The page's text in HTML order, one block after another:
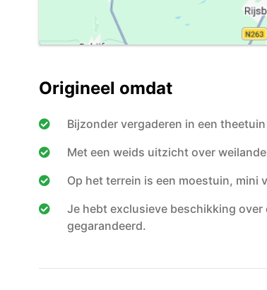
Origineel omdat
Bijzonder vergaderen in een
Met een weids uitzicht over
Op het terrein is een moestuin, mini
Je hebt exclusieve beschikking
gegarandeerd.